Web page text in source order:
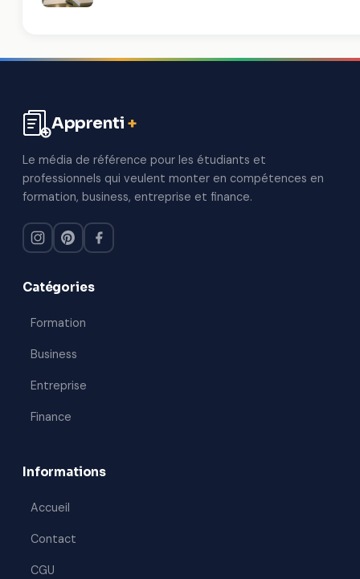
contenu
Apprenti+
Le média de référence pour les étudiants et
professionnels qui veulent monter en compétences en
formation, business, entreprise et finance.
Catégories
Formation
Business
Entreprise
Finance
Informations
Accueil
Contact
CGU